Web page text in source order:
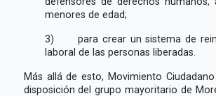
menores de edad;
3) para crear un sistema de
laboral de las personas liberadas.
Más allá de esto, Movimiento
disposición del grupo mayoritario de